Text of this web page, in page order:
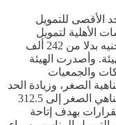
الأقصى للتمويل
الأهلية لتمويل
المشروعات متناهية الصغر، إلى 266 ألف جنيه بدلا من 242 ألف
الهيئة. وأصدرت الهيئة
والجمعيات
الصغر، وزيادة الحد
الأقصى للتغطية التأمينية لنشاط التأمين متناهي الصغر إلى 312.5
تلك القرارات بهدف إتاحة